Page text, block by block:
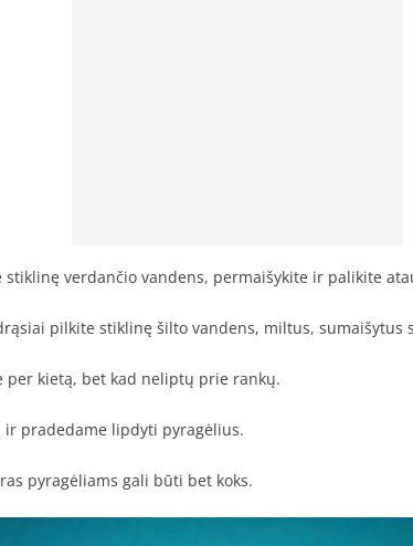
verdančio vandens, permaišykite ir palikite
pilkite stiklinę šilto vandens, miltus, sumaišytus
per kietą, bet kad neliptų prie rankų.
ir pradedame lipdyti pyragėlius.
pyragėliams gali būti bet koks.